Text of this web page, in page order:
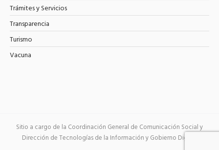
Trámites y Servicios
Transparencia
Turismo
Vacuna
Sitio a cargo de la Coordinación General de Comunicación Social y
Dirección de Tecnologías de la Información y Gobierno Digital.